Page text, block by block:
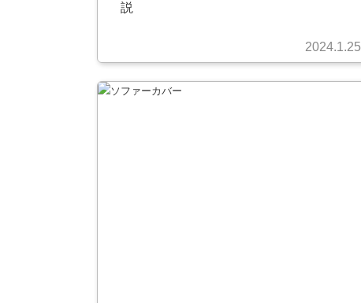
説
2024.1.25